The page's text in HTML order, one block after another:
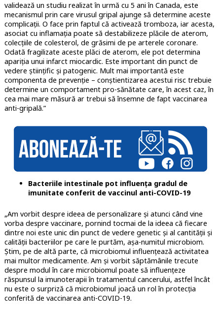
validează un studiu realizat în urmă cu 5 ani în Canada, este
mecanismul prin care virusul gripal ajunge să determine aceste
complicații. O face prin faptul că activează tromboza, iar acesta,
asociat cu inflamația poate să destabilizeze plăcile de aterom,
colecțiile de colesterol, de grăsimi de pe arterele coronare.
Odată fragilizate aceste plăci de aterom, ele pot determina
apariția unui infarct miocardic. Este important din punct de
vedere științific și patogenic. Mult mai importantă este
componenta de prevenție – conștientizarea acestui risc trebuie
determine un comportament pro-sănătate care, în acest caz, în
cea mai mare măsură ar trebui să însemne de fapt vaccinarea
anti-gripală.”
Bacteriile intestinale pot influența gradul de
imunitate conferit de vaccinul anti-COVID-19
„Am vorbit despre ideea de personalizare și atunci când vine
vorba despre vaccinare, pornind tocmai de la ideea că fiecare
dintre noi este unic din punct de vedere genetic și al cantității și
calității bacteriilor pe care le purtăm, așa-numitul microbiom.
Știm, pe de altă parte, că microbiomul influențează activitatea
mai multor medicamente. Am și vorbit săptămânile trecute
despre modul în care microbiomul poate să influențeze
răspunsul la imunoterapii în tratamentul cancerului, astfel încât
nu este o surpriză că microbiomul joacă un rol în protecția
conferită de vaccinarea anti-COVID-19.